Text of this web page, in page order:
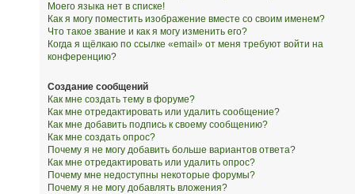
Моего языка нет в списке!
Как я могу поместить изображение вместе со своим именем?
Что такое звание и как я могу изменить его?
Когда я щёлкаю по ссылке «email» от меня требуют войти на
конференцию?
Создание сообщений
Как мне создать тему в форуме?
Как мне отредактировать или удалить сообщение?
Как мне добавить подпись к своему сообщению?
Как мне создать опрос?
Почему я не могу добавить больше вариантов ответа?
Как мне отредактировать или удалить опрос?
Почему мне недоступны некоторые форумы?
Почему я не могу добавлять вложения?